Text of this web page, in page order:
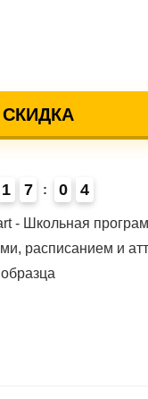
СКИДКА
1 7 0 4
- Школьная
расписанием и